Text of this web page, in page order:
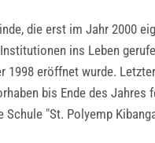
die erst im Jahr 2000
ins Leben
1998 eröffnet wurde.
bis Ende des
Schule "St. Polyemp